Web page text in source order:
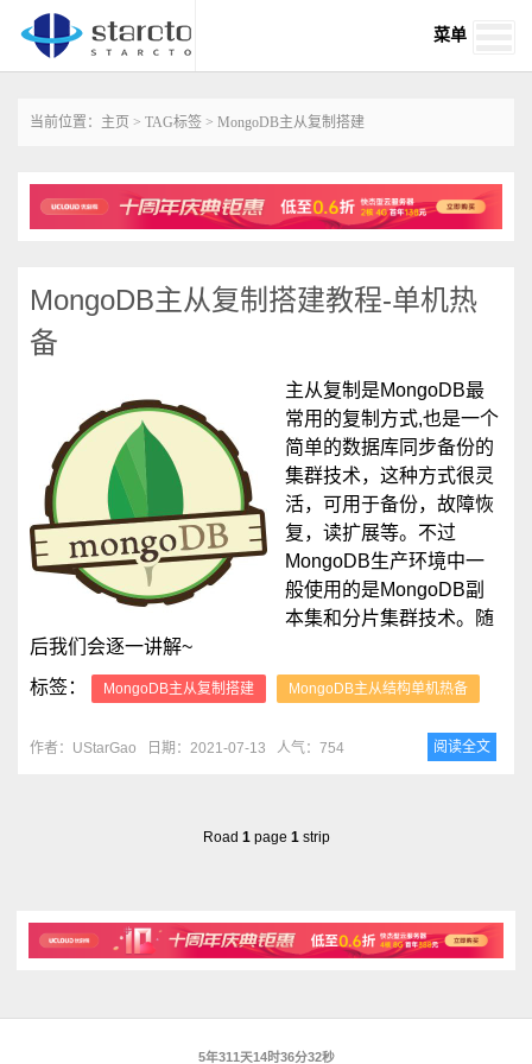
菜单
当前位置： 主页 > TAG标签 > MongoDB主从复制搭建
MongoDB主从复制搭建教程-单机热
备
主从复制是MongoDB最
常用的复制方式,也是一个
简单的数据库同步备份的
集群技术，这种方式很灵
活，可用于备份，故障恢
复，读扩展等。不过
MongoDB生产环境中一
般使用的是MongoDB副
本集和分片集群技术。随
后我们会逐一讲解~
标签：
MongoDB主从复制搭建 MongoDB主从结构单机热备
作者：UStarGao 日期：2021-07-13 人气：754 阅读全文
Road 1page 1strip
5年311天14时36分32秒